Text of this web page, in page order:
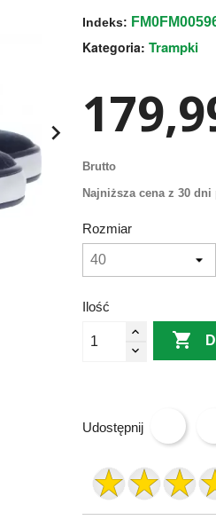

Indeks:
Kategoria: Trampki
Brutto
Najniższa cena z 30
Rozmiar
Ilość

Udostępnij